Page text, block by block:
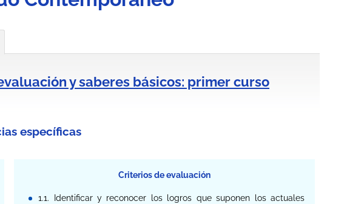
y saberes básicos: primer curso
específicas
Criterios de evaluación
1.1. Identificar y reconocer los logros que suponen los actuales